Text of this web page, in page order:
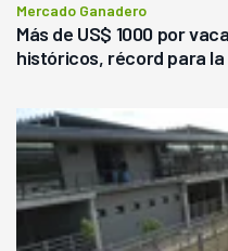
Mercado Ganadero
Más de US$ 1000 por
históricos, récord para